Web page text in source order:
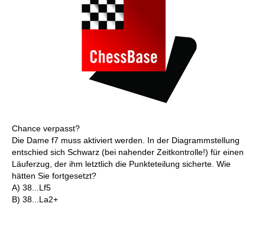
Chance verpasst?
Die Dame f7 muss aktiviert werden. In der Diagrammstellung
entschied sich Schwarz (bei nahender Zeitkontrolle!) für einen
Läuferzug, der ihm letztlich die Punkteteilung sicherte. Wie
hätten Sie fortgesetzt?
A) 38...Lf5
B) 38...La2+